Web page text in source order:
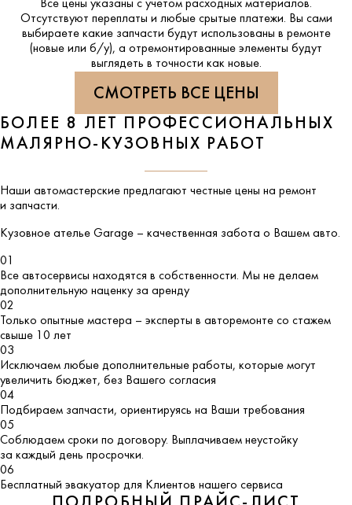
Все цены указаны с учетом расходных материалов.
Отсутствуют переплаты и любые срытые платежи. Вы сами
выбираете какие запчасти будут использованы в ремонте
(новые или б/у), а отремонтированные элементы будут
выглядеть в точности как новые.
СМОТРЕТЬ ВСЕ ЦЕНЫ
БОЛЕЕ 8 ЛЕТ ПРОФЕССИОНАЛЬНЫХ
МАЛЯРНО-КУЗОВНЫХ РАБОТ
Наши автомастерские предлагают честные цены на ремонт
и запчасти.
Кузовное ателье Garage – качественная забота о Вашем авто.
01
Все автосервисы находятся в собственности. Мы не делаем
дополнительную наценку за аренду
02
Только опытные мастера – эксперты в авторемонте со стажем
свыше 10 лет
03
Исключаем любые дополнительные работы, которые могут
увеличить бюджет, без Вашего согласия
04
Подбираем запчасти, ориентируясь на Ваши требования
05
Соблюдаем сроки по договору. Выплачиваем неустойку
за каждый день просрочки.
06
Бесплатный эвакуатор для Клиентов нашего сервиса